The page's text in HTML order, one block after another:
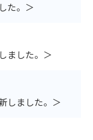
た。＞
ました。＞
しました。＞